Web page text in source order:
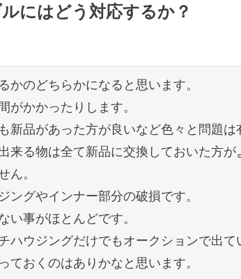
にはどう対応するか？
かのどちらかになると思います。
がかかったりします。
新品があった方が良いなど色々と問題は
来る物は全て新品に交換しておいた方が
ん。
ングやインナー部分の破損です。
い事がほとんどです。
ハウジングだけでもオークションで出て
ておくのはありかなと思います。